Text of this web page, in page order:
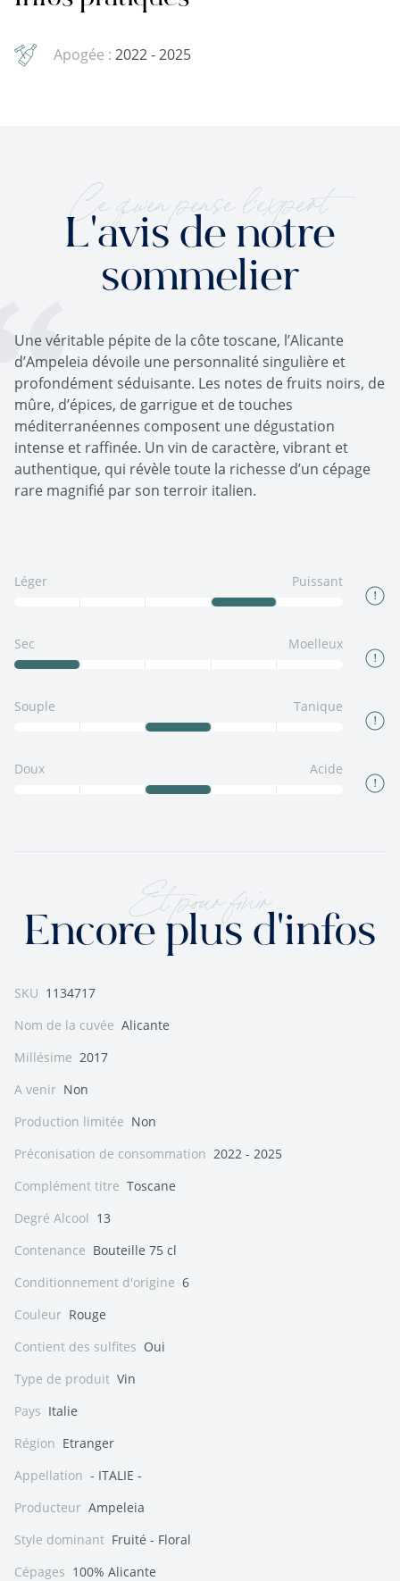
Apogée : 2022 - 2025
Ce qu'en pense l'expert
L'avis de notre
sommelier
Une véritable pépite de la côte toscane, l’Alicante
d’Ampeleia dévoile une personnalité singulière et
profondément séduisante. Les notes de fruits noirs, de
mûre, d’épices, de garrigue et de touches
méditerranéennes composent une dégustation
intense et raffinée. Un vin de caractère, vibrant et
authentique, qui révèle toute la richesse d’un cépage
rare magnifié par son terroir italien.
Léger Puissant
Sec Moelleux
Souple Tanique
Doux Acide
Et pour finir
Encore plus d'infos
SKU 1134717
Nom de la cuvée Alicante
Millésime 2017
A venir Non
Production limitée Non
Préconisation de consommation 2022 - 2025
Complément titre Toscane
Degré Alcool 13
Contenance Bouteille 75 cl
Conditionnement d'origine 6
Couleur Rouge
Contient des sulfites Oui
Type de produit Vin
Pays Italie
Région Etranger
Appellation - ITALIE -
Producteur Ampeleia
Style dominant Fruité - Floral
Cépages 100% Alicante